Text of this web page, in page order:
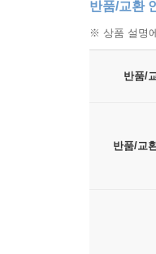
반품/교환
※ 상품 설명
반품/
반품/교